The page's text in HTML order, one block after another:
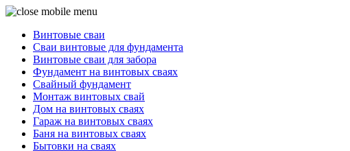
Винтовые сваи
Сваи винтовые для фундамента
Винтовые сваи для забора
Фундамент на винтовых сваях
Свайный фундамент
Монтаж винтовых свай
Дом на винтовых сваях
Гараж на винтовых сваях
Баня на винтовых сваях
Бытовки на сваях